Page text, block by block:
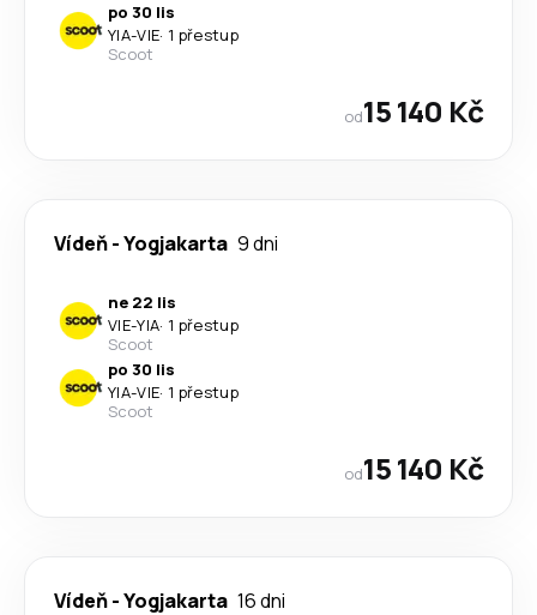
po 30 lis
YIA-VIE· 1 přestup
Scoot
od15 140 Kč
Vídeň-Yogjakarta 9 dni
ne 22 lis
VIE-YIA· 1 přestup
Scoot
po 30 lis
YIA-VIE· 1 přestup
Scoot
od15 140 Kč
Vídeň-Yogjakarta 16 dni